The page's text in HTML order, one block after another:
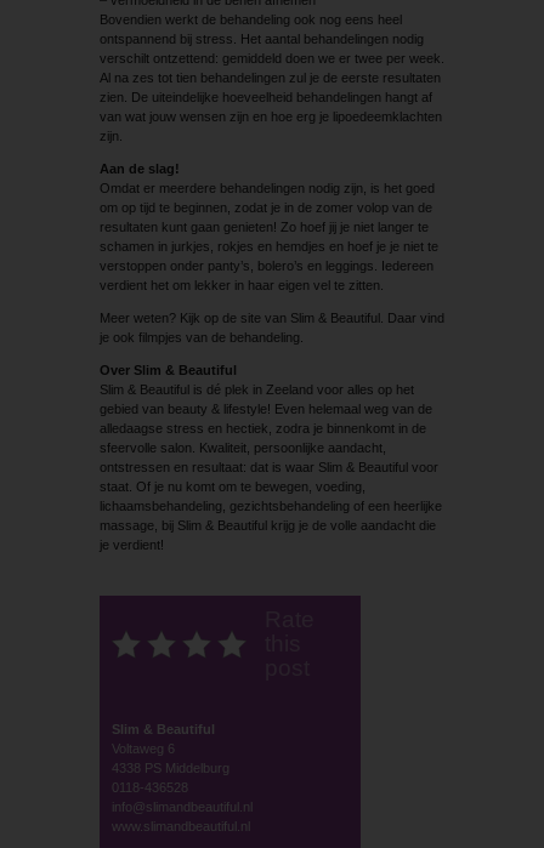
Bovendien werkt de behandeling ook nog eens heel
ontspannend bij stress. Het aantal behandelingen nodig
verschilt ontzettend: gemiddeld doen we er twee per week.
Al na zes tot tien behandelingen zul je de eerste resultaten
zien. De uiteindelijke hoeveelheid behandelingen hangt af
van wat jouw wensen zijn en hoe erg je lipoedeemklachten
zijn.
Aan de slag!
Omdat er meerdere behandelingen nodig zijn, is het goed
om op tijd te beginnen, zodat je in de zomer volop van de
resultaten kunt gaan genieten! Zo hoef jij je niet langer te
schamen in jurkjes, rokjes en hemdjes en hoef je je niet te
verstoppen onder panty’s, bolero’s en leggings. Iedereen
verdient het om lekker in haar eigen vel te zitten.
Meer weten? Kijk op de site van Slim & Beautiful. Daar vind
je ook filmpjes van de behandeling.
Over Slim & Beautiful
Slim & Beautiful is dé plek in Zeeland voor alles op het
gebied van beauty & lifestyle! Even helemaal weg van de
alledaagse stress en hectiek, zodra je binnenkomt in de
sfeervolle salon. Kwaliteit, persoonlijke aandacht,
ontstressen en resultaat: dat is waar Slim & Beautiful voor
staat. Of je nu komt om te bewegen, voeding,
lichaamsbehandeling, gezichtsbehandeling of een heerlijke
massage, bij Slim & Beautiful krijg je de volle aandacht die
je verdient!
Slim & Beautiful
Voltaweg 6
4338 PS Middelburg
0118-436528
info@slimandbeautiful.nl
www.slimandbeautiful.nl